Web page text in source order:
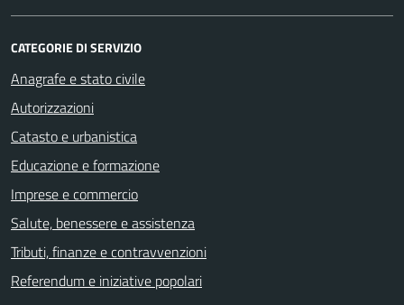
CATEGORIE DI SERVIZIO
Anagrafe e stato civile
Autorizzazioni
Catasto e urbanistica
Educazione e formazione
Imprese e commercio
Salute, benessere e assistenza
Tributi, finanze e contravvenzioni
Referendum e iniziative popolari